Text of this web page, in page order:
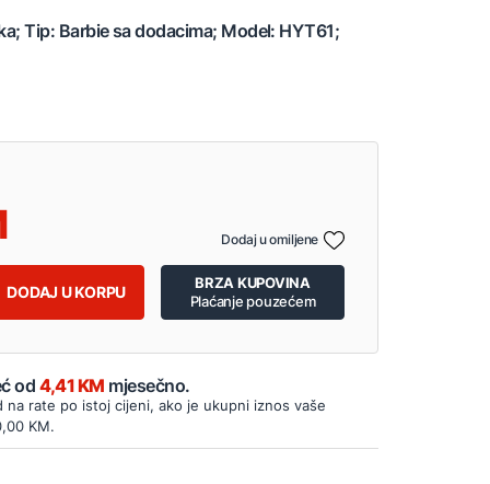
Tip: Barbie sa dodacima; Model: HYT61;
DODAJ U KORPU
BRZA KUPOVINA
Plaćanje pouzećem
Dodaj u omiljene
od4,41 KM mjesečno.
na rate po istoj cijeni, ako je ukupni iznos vaše
KM.